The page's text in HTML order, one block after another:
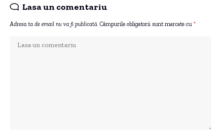
Lasa un comentariu
Adresa ta de email nu va fi publicată. Câmpurile obligatorii sunt marcate cu *